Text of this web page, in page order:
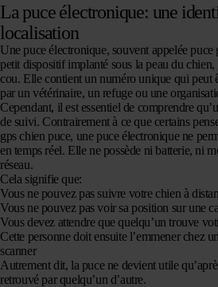
La puce électronique: une
localisation
Une puce électronique, souvent appelée puce
petit dispositif implanté sous la peau du
cou. Elle contient un numéro unique qui peut
par un vétérinaire, un refuge ou une
Cependant, il est essentiel de comprendre
de suivi. Contrairement à ce que certains
gps chien puce, une puce électronique ne
en temps réel. Elle ne possède ni batterie, ni
réseau.
Cela signifie que:
Vous ne pouvez pas suivre votre chien à
Vous ne pouvez pas voir sa position sur une
Vous devez attendre que quelqu’un trouve
Cette personne doit ensuite l’emmener chez
scanner
Autrement dit, la puce ne devient utile
retrouvé par quelqu’un d’autre.